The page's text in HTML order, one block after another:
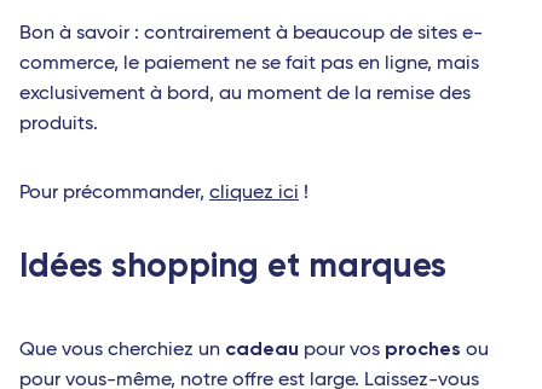
Bon à savoir : contrairement à beaucoup de sites e-
commerce, le paiement ne se fait pas en ligne, mais
exclusivement à bord, au moment de la remise des
produits.
Pour précommander, cliquez ici !
Idées shopping et marques
Que vous cherchiez un cadeau pour vos proches ou
pour vous-même, notre offre est large. Laissez-vous